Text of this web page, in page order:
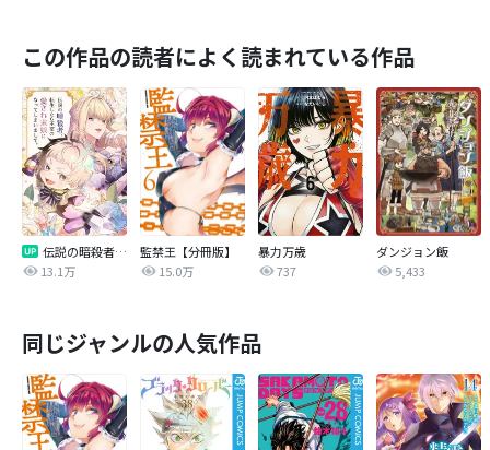
この作品の読者によく読まれている作品
伝説の暗殺者、転生したら王家の愛され末娘になってしまいまして。【タテヨミ】
13.1万
監禁王【分冊版】
15.0万
暴力万歳
737
ダンジョン飯
5,433
同じジャンルの人気作品